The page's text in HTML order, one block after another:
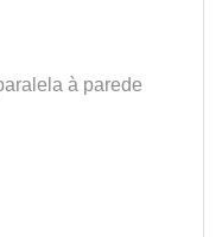
à parede